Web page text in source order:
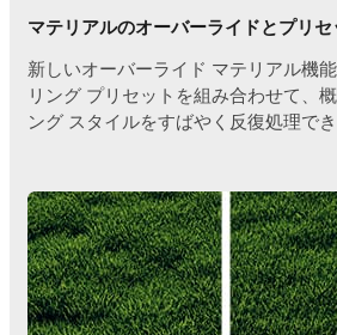
マテリアルのオーバーライドとプリセ
新しいオーバーライド マテリアル機
リング プリセットを組み合わせて、
ング スタイルをすばやく反復処理でき